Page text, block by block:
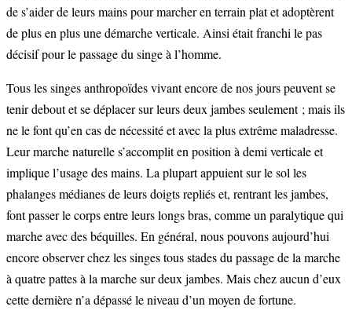
de s’aider de leurs mains pour marcher en terrain plat et adoptèrent
de plus en plus une démarche verticale. Ainsi était franchi le pas
décisif pour le passage du singe à l’homme.
Tous les singes anthropoïdes vivant encore de nos jours peuvent se
tenir debout et se déplacer sur leurs deux jambes seulement ; mais ils
ne le font qu’en cas de nécessité et avec la plus extrême maladresse.
Leur marche naturelle s’accomplit en position à demi verticale et
implique l’usage des mains. La plupart appuient sur le sol les
phalanges médianes de leurs doigts repliés et, rentrant les jambes,
font passer le corps entre leurs longs bras, comme un paralytique qui
marche avec des béquilles. En général, nous pouvons aujourd’hui
encore observer chez les singes tous stades du passage de la marche
à quatre pattes à la marche sur deux jambes. Mais chez aucun d’eux
cette dernière n’a dépassé le niveau d’un moyen de fortune.